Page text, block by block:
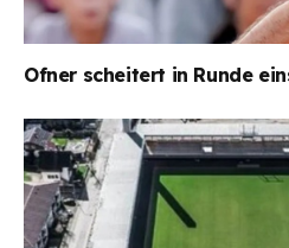
Ofner scheitert in Runde